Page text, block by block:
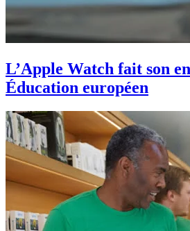
L’Apple Watch fait son
Éducation européen